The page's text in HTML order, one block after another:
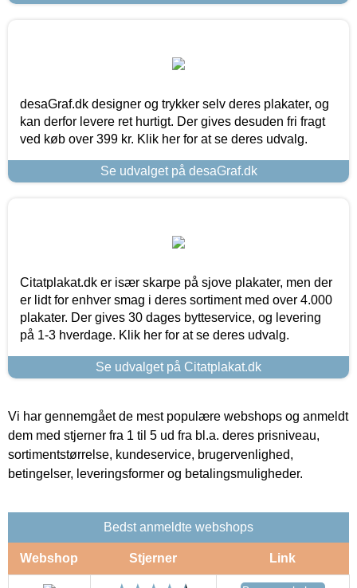
desaGraf.dk designer og trykker selv deres plakater, og
kan derfor levere ret hurtigt. Der gives desuden fri fragt
ved køb over 399 kr. Klik her for at se deres udvalg.
Se udvalget på desaGraf.dk
Citatplakat.dk er især skarpe på sjove plakater, men der
er lidt for enhver smag i deres sortiment med over 4.000
plakater. Der gives 30 dages bytteservice, og levering
på 1-3 hverdage. Klik her for at se deres udvalg.
Se udvalget på Citatplakat.dk
Vi har gennemgået de mest populære webshops og anmeldt
dem med stjerner fra 1 til 5 ud fra bl.a. deres prisniveau,
sortimentstørrelse, kundeservice, brugervenlighed,
betingelser, leveringsformer og betalingsmuligheder.
Bedst anmeldte webshops
Webshop Stjerner Link